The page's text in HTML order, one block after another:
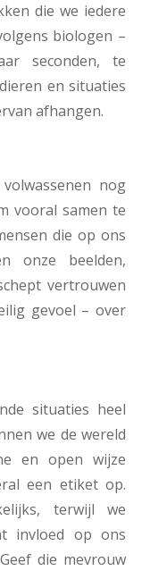
die we iedere
biologen –
seconden, te
en situaties
afhangen.
nog
vooral samen te
die op ons
onze beelden,
vertrouwen
gevoel – over
situaties heel
we de wereld
en open wijze
een etiket op.
terwijl we
invloed op ons
die mevrouw